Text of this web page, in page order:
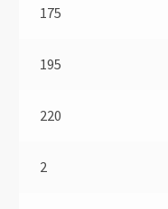
175
195
220
2